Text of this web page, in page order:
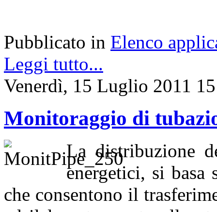
Pubblicato in Elenco
Leggi tutto...
Venerdì, 15 Luglio 2011
Monitoraggio di
La distribuzione
energetici, si basa
che consentono il